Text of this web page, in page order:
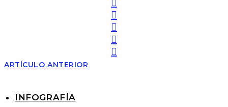
ARTÍCULO ANTERIOR
INFOGRAFÍA